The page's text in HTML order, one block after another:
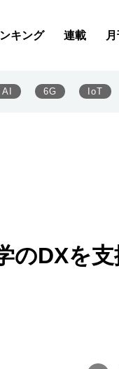
キング 連載
AI 6G IoT
のDXを